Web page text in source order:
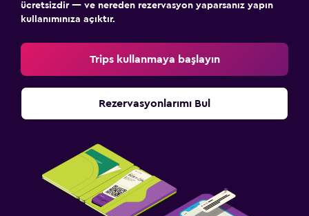
ücretsizdir — ve nereden rezervasyon yaparsanız yapın
kullanımınıza açıktır.
Trips kullanmaya başlayın
Rezervasyonlarımı Bul